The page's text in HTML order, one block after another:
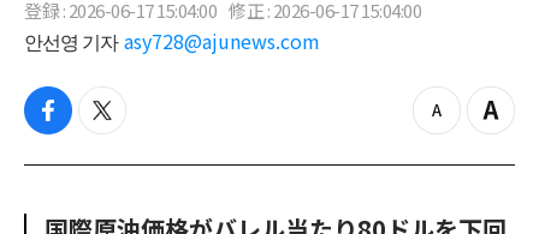
登録 : 2026-06-17 15:04:00 修正 : 2026-06-17 15:04:00
안선영 기자 asy728@ajunews.com
f
c
t
i
z
o
Z
o